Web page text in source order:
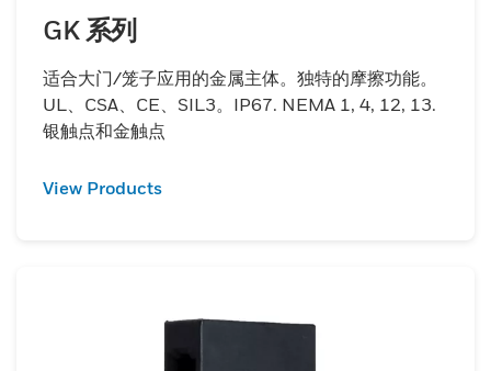
GK 系列
适合大门/笼子应用的金属主体。独特的摩擦功能。
UL、CSA、CE、SIL3。IP67. NEMA 1, 4, 12, 13.
银触点和金触点
View Products